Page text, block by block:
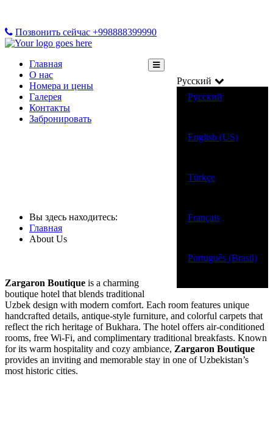
Позвонить сейчас +998888399990
Русский
Русский
English (US)
Türkçe
Français
Português (Brasil)
Главная
О нас
Номера и цены
Галерея
Контакты
Забронировать
Вы здесь находитесь:
Главная
About Us
Zargaron Boutique is a charming
boutique hotel that blends traditional
Uzbek design with modern comfort. Each room features unique
handcrafted details, antique-style furniture, and colorful carpets that
reflect the rich heritage of Bukhara. The hotel offers air-conditioned
rooms, free Wi-Fi, and complimentary traditional breakfasts. Known
for its warm hospitality and cozy ambiance, Zargaron Boutique
provides an inviting and memorable stay in one of Uzbekistan’s
most historic cities.